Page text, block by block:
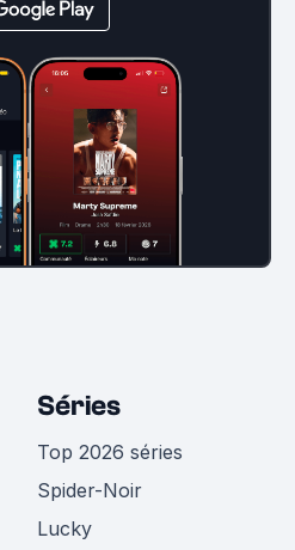
Séries
Top 2026 séries
Spider-Noir
Lucky